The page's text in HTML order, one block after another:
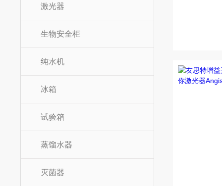
激光器
生物安全柜
纯水机
冰箱
试验箱
蒸馏水器
灭菌器